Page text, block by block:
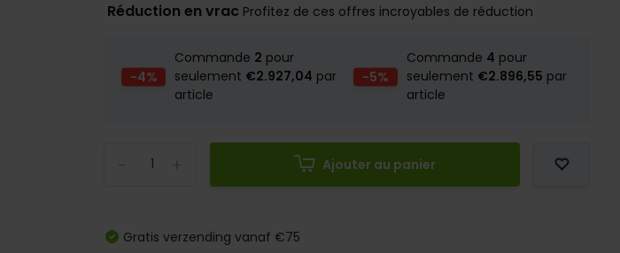
Réduction en vrac Profitez de ces offres incroyables de réduction
-4%
Commande 2 pour
seulement €2.927,04 par
article
-5%
Commande 4 pour
seulement €2.896,55 par
article
Ajouter au panier
Gratis verzending vanaf €75